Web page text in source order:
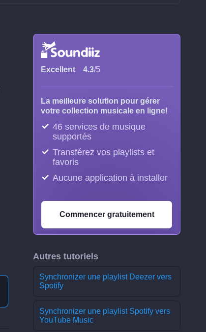
Excellent 4.3/5
La meilleure solution pour gérer
votre collection musicale en ligne!
46 services de musique
supportés
Transférez vos playlists et
favoris
Aucune application à installer
Commencer gratuitement
Autres tutoriels
Synchronizer une playlist Deezer vers
Spotify
Synchronizer une playlist Spotify vers
YouTube Music